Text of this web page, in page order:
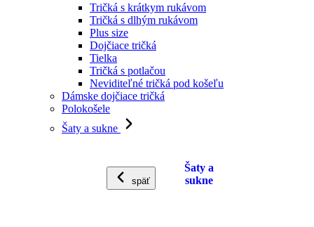
Tričká s krátkym rukávom
Tričká s dlhým rukávom
Plus size
Dojčiace tričká
Tielka
Tričká s potlačou
Neviditeľné tričká pod košeľu
Dámske dojčiace tričká
Polokošele
Šaty a sukne
späť
Šaty a
sukne